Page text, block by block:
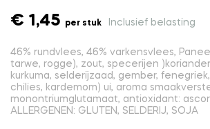
€ 1,45 per stuk Inclusief belasting
46% rundvlees, 46% varkensvlees,
tarwe, rogge), zout, specerijen
kurkuma, selderijzaad, gember,
chilies, kardemom) ui, aroma
monontriumglutamaat, antioxidant:
ALLERGENEN: GLUTEN, SELDERIJ, SOJA